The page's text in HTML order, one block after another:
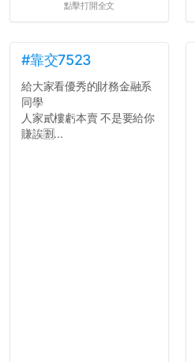
點擊打開全文
#靠交7523
給大家看優秀的財務金融系
同學
人家貳樓虧本賣 不是要給你
賺誒🈹...